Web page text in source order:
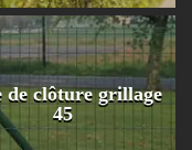
de clôture grillage
45